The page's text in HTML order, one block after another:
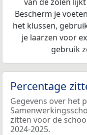
Bescherm je
het klussen,
je laarzen voor
gebruik
Percentage
Gegevens over het
zitten voor de
2024-2025.